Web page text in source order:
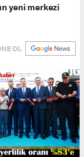
yeni merkezi
OL